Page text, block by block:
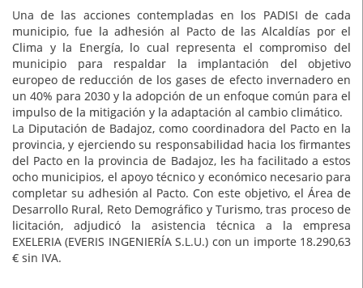
Una de las acciones contempladas en los PADISI de cada
municipio, fue la adhesión al Pacto de las Alcaldías por el
Clima y la Energía, lo cual representa el compromiso del
municipio para respaldar la implantación del objetivo
europeo de reducción de los gases de efecto invernadero en
un 40% para 2030 y la adopción de un enfoque común para el
impulso de la mitigación y la adaptación al cambio climático.
La Diputación de Badajoz, como coordinadora del Pacto en la
provincia, y ejerciendo su responsabilidad hacia los firmantes
del Pacto en la provincia de Badajoz, les ha facilitado a estos
ocho municipios, el apoyo técnico y económico necesario para
completar su adhesión al Pacto. Con este objetivo, el Área de
Desarrollo Rural, Reto Demográfico y Turismo, tras proceso de
licitación, adjudicó la asistencia técnica a la empresa
EXELERIA (EVERIS INGENIERÍA S.L.U.) con un importe 18.290,63
€ sin IVA.